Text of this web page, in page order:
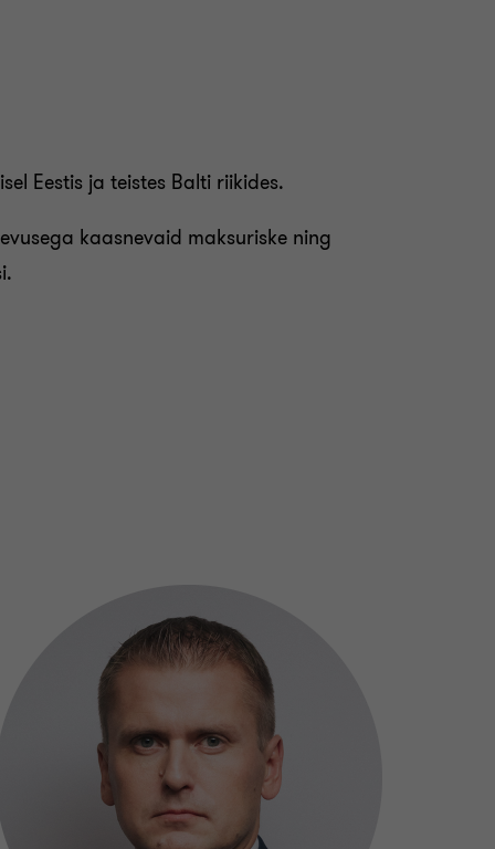
Eestis ja teistes Balti riikides.
kaasnevaid maksuriske ning